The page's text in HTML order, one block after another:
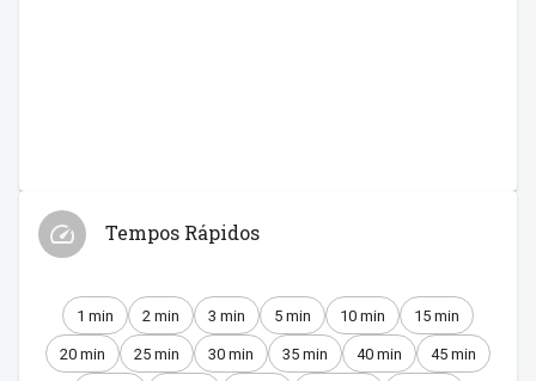
Tempos Rápidos
1 min 2 min 3 min 5 min 10 min 15 min
20 min 25 min 30 min 35 min 40 min 45 min